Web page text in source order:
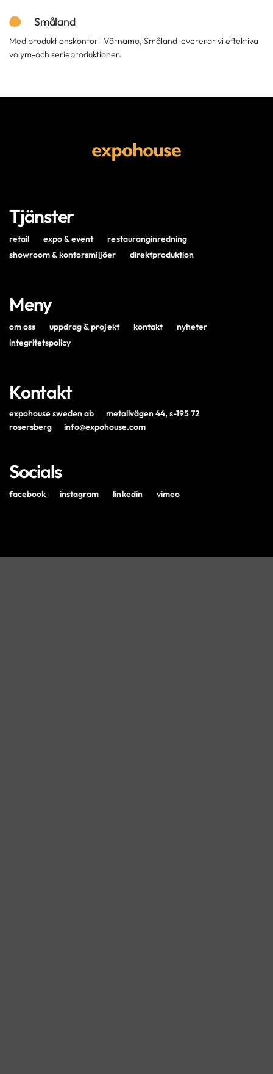
Småland
Med produktionskontor i Värnamo, Småland levererar vi effektiva
volym-och serieproduktioner.
Tjänster
retail expo & event
restauranginredning
showroom & kontorsmiljöer
direktproduktion
Meny
om oss uppdrag & projekt kontakt
nyheter
integritetspolicy
Kontakt
expohouse sweden ab
metallvägen 44, s-195 72
rosersberg
info@expohouse.com
Socials
facebook instagram linkedin vimeo